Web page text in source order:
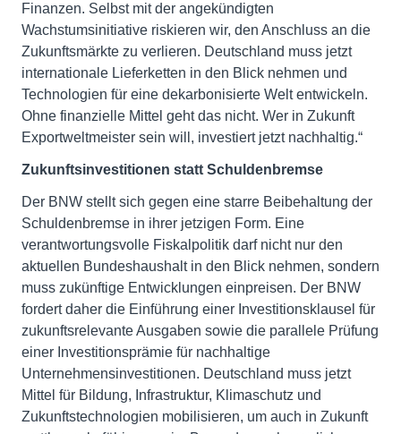
Finanzen. Selbst mit der angekündigten
Wachstumsinitiative riskieren wir, den Anschluss an die
Zukunftsmärkte zu verlieren. Deutschland muss jetzt
internationale Lieferketten in den Blick nehmen und
Technologien für eine dekarbonisierte Welt entwickeln.
Ohne finanzielle Mittel geht das nicht. Wer in Zukunft
Exportweltmeister sein will, investiert jetzt nachhaltig.“
Zukunftsinvestitionen statt Schuldenbremse
Der BNW stellt sich gegen eine starre Beibehaltung der
Schuldenbremse in ihrer jetzigen Form. Eine
verantwortungsvolle Fiskalpolitik darf nicht nur den
aktuellen Bundeshaushalt in den Blick nehmen, sondern
muss zukünftige Entwicklungen einpreisen. Der BNW
fordert daher die Einführung einer Investitionsklausel für
zukunftsrelevante Ausgaben sowie die parallele Prüfung
einer Investitionsprämie für nachhaltige
Unternehmensinvestitionen. Deutschland muss jetzt
Mittel für Bildung, Infrastruktur, Klimaschutz und
Zukunftstechnologien mobilisieren, um auch in Zukunft